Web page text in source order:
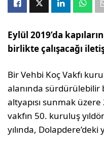
Eylül 2019’da
birlikte çalışacağı
Bir Vehbi Koç Vakfı
alanında
altyapısı sunmak üzere
vakfın 50. kuruluş
yılında, Dolapdere’deki